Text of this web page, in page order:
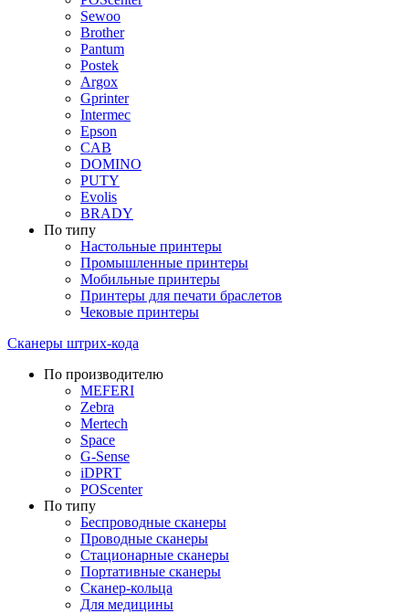
Sewoo
Brother
Pantum
Postek
Argox
Gprinter
Intermec
Epson
CAB
DOMINO
PUTY
Evolis
BRADY
По типу
Настольные принтеры
Промышленные принтеры
Мобильные принтеры
Принтеры для печати браслетов
Чековые принтеры
Сканеры штрих-кода
По производителю
MEFERI
Zebra
Mertech
Space
G-Sense
iDPRT
POScenter
По типу
Беспроводные сканеры
Проводные сканеры
Стационарные сканеры
Портативные сканеры
Сканер-кольца
Для медицины